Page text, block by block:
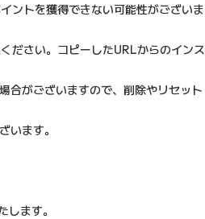
ントを獲得できない可能性がございま
ださい。コピーしたURLからのインス
合がございますので、削除やリセット
います。
ます。